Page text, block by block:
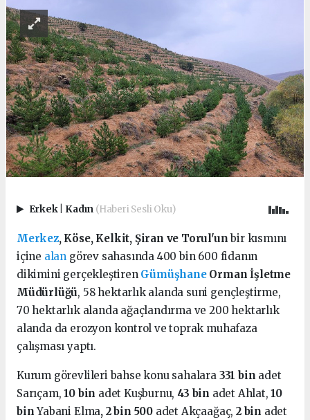
Erkek Kadın (Haberi Sesli Oku)
Merkez, Köse, Kelkit, Şiran ve Torul'unbir kısmını
içine alan görev sahasında 400 bin 600 fidanın
dikimini gerçekleştiren GümüşhaneOrman İşletme
Müdürlüğü, 58 hektarlık alanda suni gençleştirme,
70 hektarlık alanda ağaçlandırma ve 200 hektarlık
alanda da erozyon kontrol ve toprak muhafaza
çalışması yaptı.
Kurum görevlileri bahse konu sahalara 331 bin adet
Sarıçam,10 bin adet Kuşburnu, 43 bin adet Ahlat, 10
binYabani Elma, 2 bin 500 adet Akçaağaç, 2 bin adet